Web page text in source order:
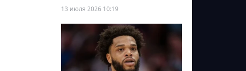
13 июля 2026 10:19